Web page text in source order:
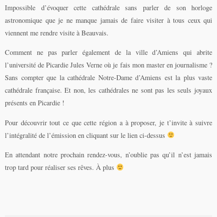
Impossible d’évoquer cette cathédrale sans parler de son horloge
astronomique que je ne manque jamais de faire visiter à tous ceux qui
viennent me rendre visite à Beauvais.
Comment ne pas parler également de la ville d’Amiens qui abrite
l’université de Picardie Jules Verne où je fais mon master en journalisme ?
Sans compter que la cathédrale Notre-Dame d’Amiens est la plus vaste
cathédrale française. Et non, les cathédrales ne sont pas les seuls joyaux
présents en Picardie !
Pour découvrir tout ce que cette région a à proposer, je t’invite à suivre
l’intégralité de l’émission en cliquant sur le lien ci-dessus
En attendant notre prochain rendez-vous, n’oublie pas qu’il n’est jamais
trop tard pour réaliser ses rêves. À plus